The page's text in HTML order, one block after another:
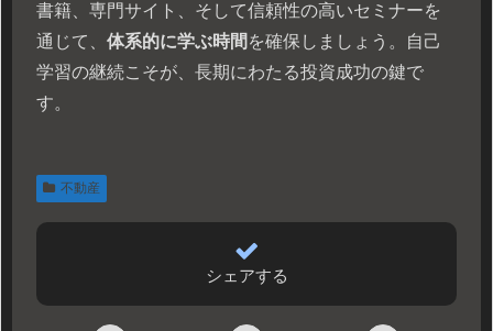
書籍、専門サイト、そして信頼性の高いセミナーを
通じて、 体系的に学ぶ時間 を確保しましょう。自己
学習の継続こそが、長期にわたる投資成功の鍵で
す。
不動産
シェアする